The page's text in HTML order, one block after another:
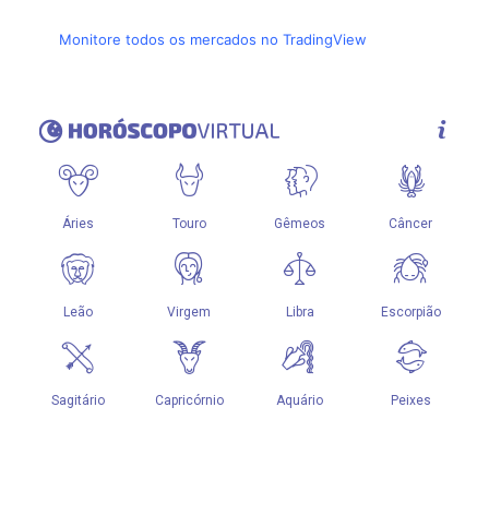
Monitore todos os mercados no TradingView